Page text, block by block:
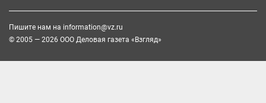
Пишите нам на information@vz.ru
© 2005 — 2026 ООО Деловая газета «Взгляд»